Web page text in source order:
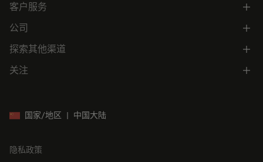
电话联系 400-0362-166
联系在线客服
门店位置
预约
客户服务
所有服务
常见问题
售后服务
公司
公司信息
公司管理
投资者关系
探索其他渠道
微信小程序
关注
国家/地区 | 中国大陆
隐私政策